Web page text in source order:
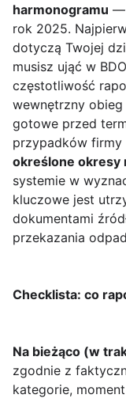
harmonogramu —
rok 2025.
dotyczą Twojej
musisz ująć w
częstotliwość
wewnętrzny
gotowe przed
przypadków firmy
określone okresy
systemie w
kluczowe jest
dokumentami
przekazania
Checklista: co
Na bieżąco (w
zgodnie z
kategorie,